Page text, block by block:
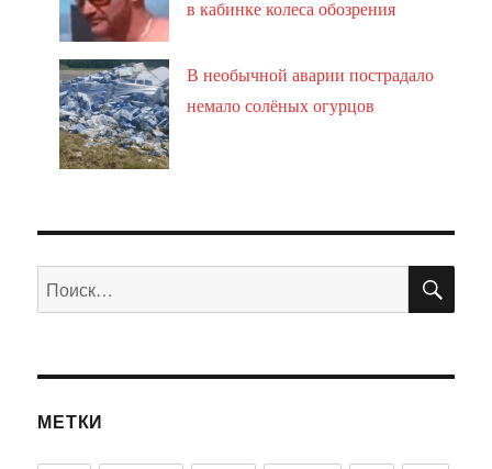
в кабинке колеса обозрения
В необычной аварии пострадало
немало солёных огурцов
Искать:
МЕТКИ